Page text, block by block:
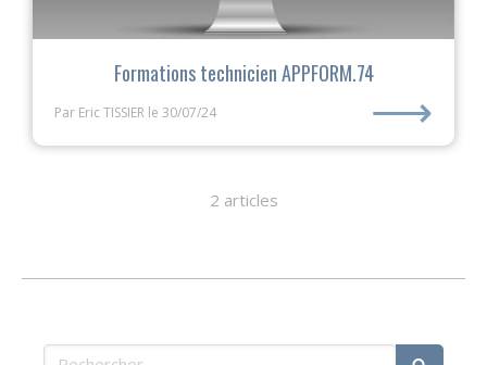
Formations technicien APPFORM.74
Par Eric TISSIER le 30/07/24 ⟶
2 articles
Rechercher